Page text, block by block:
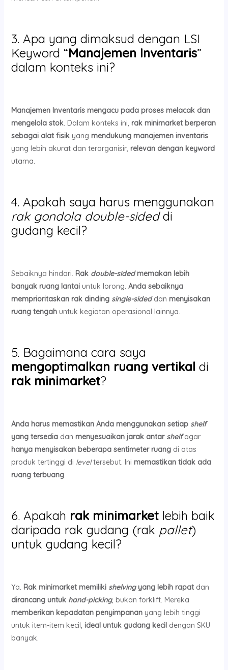
3. Apa yang dimaksud dengan LSI
Keyword “Manajemen Inventaris”
dalam konteks ini?
Manajemen Inventaris mengacu pada proses melacak dan
mengelola stok. Dalam konteks ini, rak minimarket berperan
sebagai alat fisikyang mendukung manajemen inventaris
yang lebih akurat dan terorganisir, relevan dengan keyword
utama.
4. Apakah saya harus menggunakan
rak gondola double-sideddi
gudang kecil?
Sebaiknya hindari. Rak double-sided memakan lebih
banyak ruang lantaiuntuk lorong. Anda sebaiknya
memprioritaskan rak dinding single-sideddan menyisakan
ruang tengahuntuk kegiatan operasional lainnya.
5. Bagaimana cara saya
mengoptimalkan ruang vertikal di
rak minimarket?
Anda harus memastikan Anda menggunakan setiap shelf
yang tersediadan menyesuaikan jarak antar shelfagar
hanya menyisakan beberapa sentimeter ruangdi atas
produk tertinggi di leveltersebut. Ini memastikan tidak ada
ruang terbuang.
6. Apakah rak minimarketlebih baik
daripada rak gudang (rak pallet)
untuk gudang kecil?
Ya. Rak minimarket memiliki shelvingyang lebih rapatdan
dirancang untuk hand-picking, bukan forklift. Mereka
memberikan kepadatan penyimpananyang lebih tinggi
untuk item-item kecil, ideal untuk gudang kecildengan SKU
banyak.